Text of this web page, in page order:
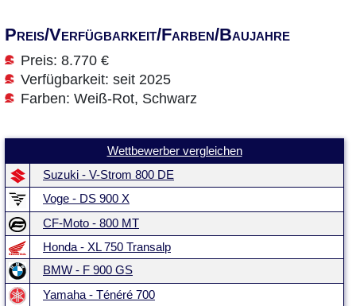
Preis/Verfügbarkeit/Farben/Baujahre
Preis: 8.770 €
Verfügbarkeit: seit 2025
Farben: Weiß-Rot, Schwarz
Wettbewerber vergleichen
Suzuki - V-Strom 800 DE
Voge - DS 900 X
CF-Moto - 800 MT
Honda - XL 750 Transalp
BMW - F 900 GS
Yamaha - Ténéré 700